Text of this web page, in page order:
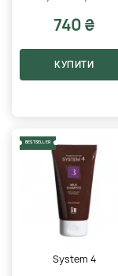
740 ₴
КУПИТИ
BESTSELLER
System 4